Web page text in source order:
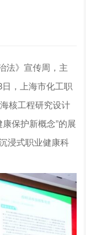
法》宣传周，主
，上海市化工职
核工程研究设计
保护新概念”的展
浸式职业健康科